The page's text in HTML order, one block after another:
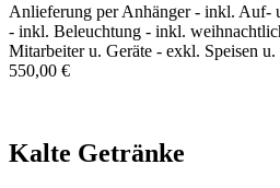
Anlieferung per Anhänger - inkl. Auf-
- inkl. Beleuchtung - inkl.
Mitarbeiter u. Geräte - exkl. Speisen u.
550,00 €
Kalte Getränke